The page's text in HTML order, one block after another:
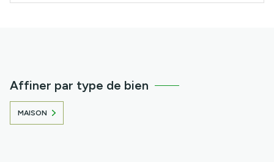
Affiner par type de bien
MAISON